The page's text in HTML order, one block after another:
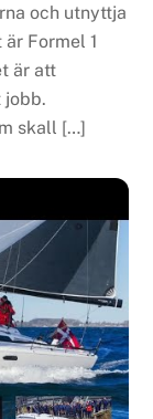
och utnyttja
Formel 1
är att
jobb.
skall […]